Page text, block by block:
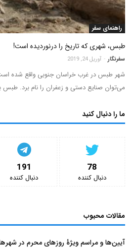
راهنمای سفر
طبس، شهری که تاریخ را درنوردیده است!
سفرنگار - آوریل 24, 2019
شهر طبس در غرب خراسان جنوبی واقع شده
می‌توان صنایع دستی و زعفران را نام برد. طبس
ما را دنبال کنید
191
دنبال کننده‌
78
دنبال کننده‌
مقالات محبوب
آیین‌ها و مراسم ویژۀ روزهای محرم در